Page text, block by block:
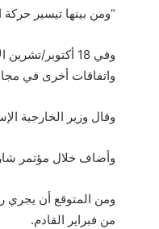
“ومن بينها تيسير
وفي 18 أكتوبر/تشرين الأول الماضي، وقعت البحرين وإسرائيل
واتفاقات أخرى في
وقال وزير الخارجية الإسرائيلي غابي اشكنازي إن
وأضاف خلال مؤتمر
ومن المتوقع أن يجري
من فبراير القادم.